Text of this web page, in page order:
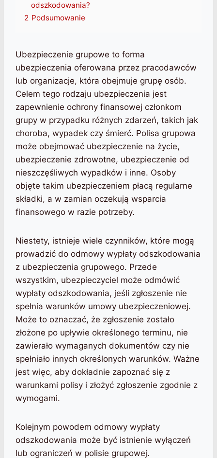
odszkodowania?
2 Podsumowanie
Ubezpieczenie grupowe to forma
ubezpieczenia oferowana przez pracodawców
lub organizacje, która obejmuje grupę osób.
Celem tego rodzaju ubezpieczenia jest
zapewnienie ochrony finansowej członkom
grupy w przypadku różnych zdarzeń, takich jak
choroba, wypadek czy śmierć. Polisa grupowa
może obejmować ubezpieczenie na życie,
ubezpieczenie zdrowotne, ubezpieczenie od
nieszczęśliwych wypadków i inne. Osoby
objęte takim ubezpieczeniem płacą regularne
składki, a w zamian oczekują wsparcia
finansowego w razie potrzeby.
Niestety, istnieje wiele czynników, które mogą
prowadzić do odmowy wypłaty odszkodowania
z ubezpieczenia grupowego. Przede
wszystkim, ubezpieczyciel może odmówić
wypłaty odszkodowania, jeśli zgłoszenie nie
spełnia warunków umowy ubezpieczeniowej.
Może to oznaczać, że zgłoszenie zostało
złożone po upływie określonego terminu, nie
zawierało wymaganych dokumentów czy nie
spełniało innych określonych warunków. Ważne
jest więc, aby dokładnie zapoznać się z
warunkami polisy i złożyć zgłoszenie zgodnie z
wymogami.
Kolejnym powodem odmowy wypłaty
odszkodowania może być istnienie wyłączeń
lub ograniczeń w polisie grupowej.